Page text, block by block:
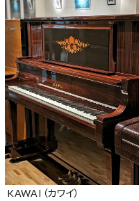
KAWAI（カワイ）